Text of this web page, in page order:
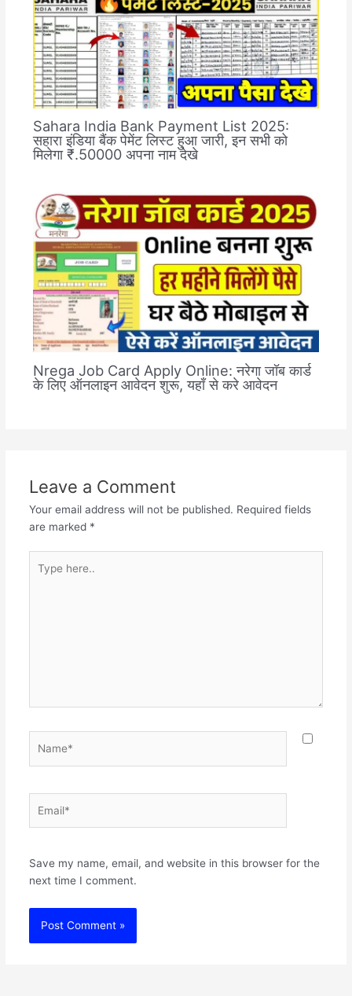
Sahara India Bank Payment List 2025:
सहारा इंडिया बैंक पेमेंट लिस्ट हुआ जारी, इन सभी को
मिलेगा ₹.50000 अपना नाम देखे
Nrega Job Card Apply Online: नरेगा जॉब कार्ड
के लिए ऑनलाइन आवेदन शुरू, यहाँ से करे आवेदन
Leave a Comment
Your email address will not be published. Required fields
are marked *
here..
Save my name, email, and website in this browser for the
next time I comment.